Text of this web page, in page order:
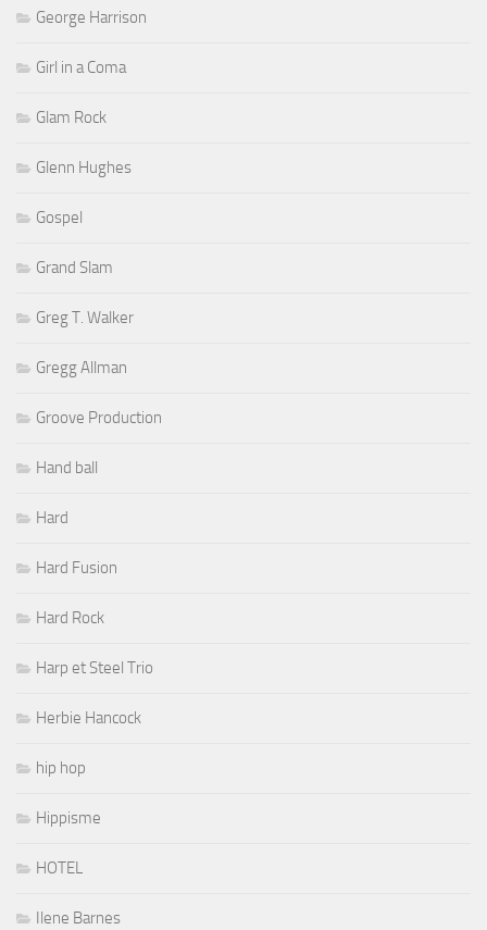
George Harrison
Girl in a Coma
Glam Rock
Glenn Hughes
Gospel
Grand Slam
Greg T. Walker
Gregg Allman
Groove Production
Hand ball
Hard
Hard Fusion
Hard Rock
Harp et Steel Trio
Herbie Hancock
hip hop
Hippisme
HOTEL
Ilene Barnes